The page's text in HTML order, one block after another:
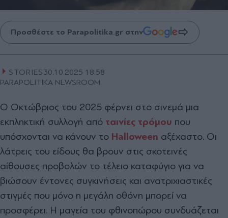
Προσθέστε το Parapolitika.gr στην
STORIES30.10.2025 18:58
PARAPOLITIKA NEWSROOM
Ο Οκτώβριος του 2025 φέρνει στο σινεμά μια
εκπληκτική συλλογή από ταινίες τρόμου που
υπόσχονται να κάνουν το Halloween αξέχαστο. Οι
λάτρεις του είδους θα βρουν στις σκοτεινές
αίθουσες προβολών το τέλειο καταφύγιο για να
βιώσουν έντονες συγκινήσεις και ανατριχιαστικές
στιγμές που μόνο η μεγάλη οθόνη μπορεί να
προσφέρει. Η μαγεία του φθινοπώρου συνδυάζεται